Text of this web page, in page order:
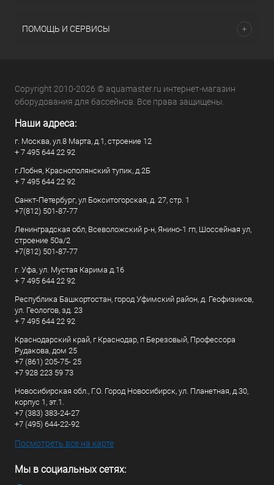
ПОМОЩЬ И СЕРВИСЫ
Copyright 2010-2026 © aquamaster.ru интернет-магазин
оборудования для бассейнов. Все права защищены.
Наши адреса:
г. Москва, ул.8 Марта, д.1, строение 12
+ 7 495 644 22 92
г.Лобня, Краснополянский тупик, д.2Б
+ 7 495 644 22 92
Санкт-Петербург, ул Бокситогорская, д. 27, стр. 1
+7(812) 501-87-77
Ленинградская обл, Всеволожский р-н, Янино-1 гп, Шоссейная ул,
строение 50а/2
+7(812) 501-87-77
г. Уфа, ул. Мустая Карима д.16
+ 7 495 644 22 92
Республика Башкортостан, город Уфимский район, д. Геофизиков,
ул. Геологов, зд. 23
+ 7 495 644 22 92
Краснодарский край, г Краснодар, п Березовый, Профессора
Рудакова, дом 25
+7 (861) 205-75- 25
+7 928 223 59 73
Новосибирская обл., Г.О. Город Новосибирск, ул. Планетная, д.30,
корпус 1, эт.1.
+7 (383) 383-24-27
+7 (495) 644-22-92
Посмотреть все на карте
Мы в социальных сетях: